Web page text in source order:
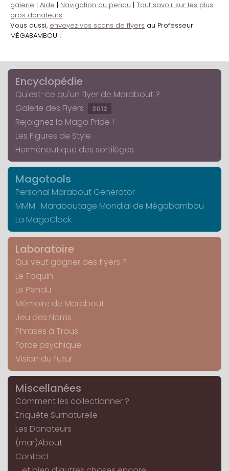
galerie | Aide | Navigation au pendu | Tout savoir sur les plus
gros donateurs
Vous aussi, envoyez vos scans de flyers au Professeur
MÉGABAMBOU !
Encyclopédie
Qu'est-ce qu'un flyer de Marabout ?
Galerie des Flyers
3012
Rejoignez la Mago Pride !
Les Figures de Style
Herméneutique des sortilèges
Magotools
Personal Marabout Generator
MMM : Maraboutage Mondial de Mégabambou
La MagoClock
Laboratoire
Qui veut gagner des flyers ?
Le Taquin
Le Pendu
Mémoire de Marabout
Jeu des Noms
Phrases à Trous
Force psychique
Vision du futur
Miscellanées
Comment les collectionner ?
Enquête Surnaturelle
Les Donateurs
(mar)About
Contact